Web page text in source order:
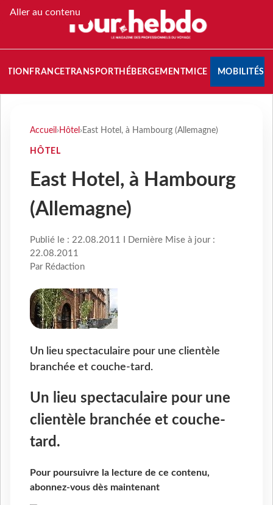
Aller au contenu
FRANCETRANSPORT HÉBERGEMENTMICE MOBILITÉS
Accueil › Hôtel › East Hotel, à Hambourg (Allemagne)
HÔTEL
East Hotel, à Hambourg
(Allemagne)
Publié le : 22.08.2011 I Dernière Mise à jour :
22.08.2011
Par Rédaction
Un lieu spectaculaire pour une clientèle
branchée et couche-tard.
Un lieu spectaculaire pour une
clientèle branchée et couche-
tard.
Pour poursuivre la lecture de ce contenu,
abonnez-vous dès maintenant